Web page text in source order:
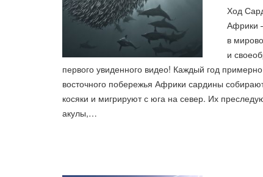
Ход
Африки
в
и
первого увиденного видео! Каждый год
восточного побережья Африки сардины
косяки и мигрируют с юга на север. Их
акулы,…